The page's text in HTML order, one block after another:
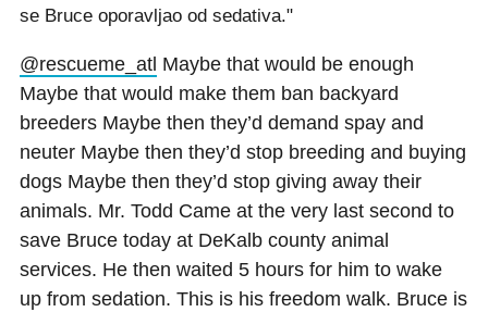
se Bruce oporavljao od sedativa."
@rescueme_atl Maybe that would be enough
Maybe that would make them ban backyard
breeders Maybe then they’d demand spay and
neuter Maybe then they’d stop breeding and buying
dogs Maybe then they’d stop giving away their
animals. Mr. Todd Came at the very last second to
save Bruce today at DeKalb county animal
services. He then waited 5 hours for him to wake
up from sedation. This is his freedom walk. Bruce is